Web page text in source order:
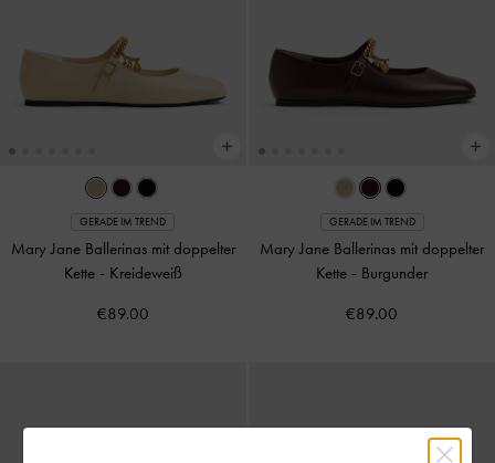
GERADE IM TREND
Mary Jane Ballerinas mit doppelter
Kette - Kreideweiß
€89.00
GERADE IM TREND
Mary Jane Ballerinas mit doppelter
Kette - Burgunder
€89.00